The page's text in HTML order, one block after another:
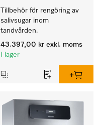
Tillbehör för rengöring av
salivsugar inom
tandvården.
43.397,00 kr exkl. moms
I lager